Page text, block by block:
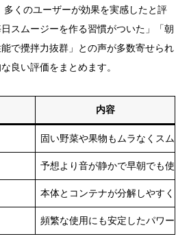
多くのユーザーが効果を実感したと評
スムージーを作る習慣がついた」「朝
で攪拌力抜群」との声が多数寄せられ
良い評価をまとめます。
内容
固い野菜や果物もムラなくスムー
予想より音が静かで早朝でも使い
本体とコンテナが分解しやすく、
頻繁な使用にも安定したパワーを